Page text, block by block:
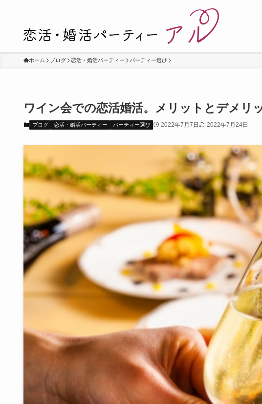
ホーム ブログ 恋活・婚活パーティー パーティー選び
ワイン会での恋活婚活。メリットとデメリ
ブログ 恋活・婚活パーティー パーティー選び 2022年7月7日 2022年7月24日